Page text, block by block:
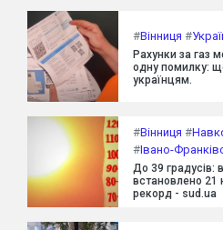
#Вінниця #
Рахунки за газ
одну помилку:
українцям.
#Вінниця #
#Івано-
До 39 градусів:
встановлено 21
рекорд - sud.ua